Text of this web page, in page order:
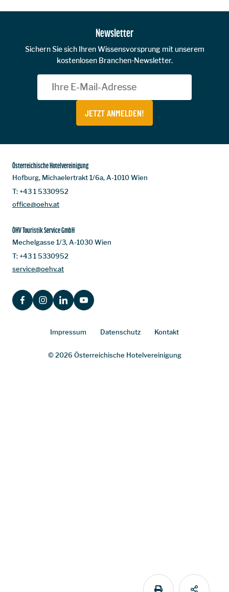
Newsletter
Sichern Sie sich Ihren Wissensvorsprung mit unserem
kostenlosen Branchen-Newsletter.
JETZT ANMELDEN!
Österreichische Hotelvereinigung
Hofburg, Michaelertrakt 1/6a, A-1010 Wien
T:+43 1 5330952
office@oehv.at
ÖHV Touristik Service GmbH
Mechelgasse 1/3, A-1030 Wien
T:+43 1 5330952
service@oehv.at
FACEBOOKINSTAGRAMLINKEDINYOUTUBE
Impressum Datenschutz Kontakt
© 2026 Österreichische Hotelvereinigung